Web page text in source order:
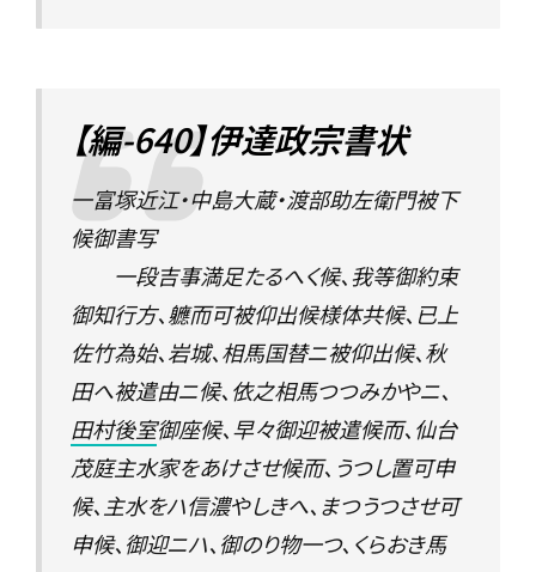
【編-640】伊達政宗書状
一富塚近江・中島大蔵・渡部助左衛門被下
候御書写
一段吉事満足たるへく候、我等御約束
御知行方、軈而可被仰出候様体共候、已上
佐竹為始、岩城、相馬国替ニ被仰出候、秋
田へ被遣由ニ候、依之相馬つつみかやニ、
田村後室御座候、早々御迎被遣候而、仙台
茂庭主水家をあけさせ候而、うつし置可申
候、主水をハ信濃やしきへ、まつうつさせ可
申候、御迎ニハ、御のり物一つ、くらおき馬